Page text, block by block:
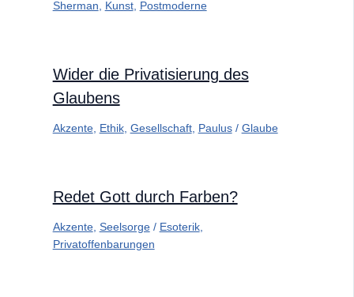
Sherman, Kunst, Postmoderne
Wider die Privatisierung des
Glaubens
Akzente, Ethik, Gesellschaft, Paulus/ Glaube
Redet Gott durch Farben?
Akzente, Seelsorge/ Esoterik,
Privatoffenbarungen